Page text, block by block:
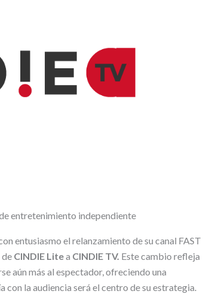
entretenimiento independiente
entusiasmo el relanzamiento de su canal FAST
CINDIE Litea CINDIE TV. Este cambio refleja
aún más al espectador, ofreciendo una
con la audiencia será el centro de su estrategia.